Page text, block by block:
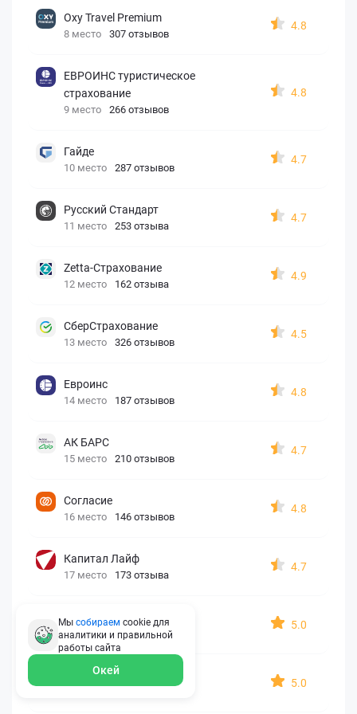
Oxy Travel Premium
8 место 307 отзывов
4.8
ЕВРОИНС туристическое
страхование
9 место 266 отзывов
4.8
Гайде
10 место 287 отзывов
4.7
Русский Стандарт
11 место 253 отзыва
4.7
Zetta-Страхование
12 место 162 отзыва
4.9
СберСтрахование
13 место 326 отзывов
4.5
Евроинс
14 место 187 отзывов
4.8
АК БАРС
15 место 210 отзывов
4.7
Согласие
16 место 146 отзывов
4.8
Капитал Лайф
17 место 173 отзыва
4.7
Georgia assistance
18 место 30 отзывов
5.0
Д2 Страхование
5.0
Мы собираем cookie для
аналитики и правильной
работы сайта
Окей